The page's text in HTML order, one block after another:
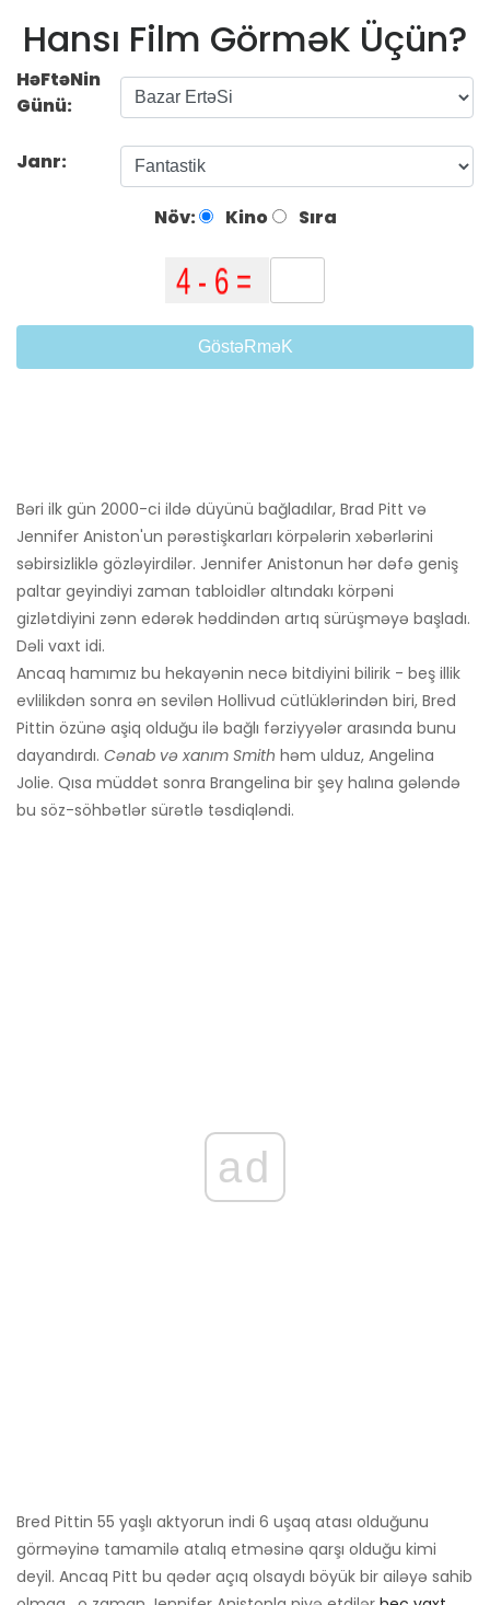
Hansı Film GörməK Üçün?
HəFtəNin
Günü:
Janr:
Növ: Kino Sıra
GöstəRməK
Bəri ilk gün 2000-ci ildə düyünü bağladılar, Brad Pitt və
Jennifer Aniston'un pərəstişkarları körpələrin xəbərlərini
səbirsizliklə gözləyirdilər. Jennifer Anistonun hər dəfə geniş
paltar geyindiyi zaman tabloidlər altındakı körpəni
gizlətdiyini zənn edərək həddindən artıq sürüşməyə başladı.
Dəli vaxt idi.
Ancaq hamımız bu hekayənin necə bitdiyini bilirik - beş illik
evlilikdən sonra ən sevilən Hollivud cütlüklərindən biri, Bred
Pittin özünə aşiq olduğu ilə bağlı fərziyyələr arasında bunu
dayandırdı. Cənab və xanım Smith həm ulduz, Angelina
Jolie. Qısa müddət sonra Brangelina bir şey halına gələndə
bu söz-söhbətlər sürətlə təsdiqləndi.
ad
Bred Pittin 55 yaşlı aktyorun indi 6 uşaq atası olduğunu
görməyinə tamamilə atalıq etməsinə qarşı olduğu kimi
deyil. Ancaq Pitt bu qədər açıq olsaydı böyük bir ailəyə sahib